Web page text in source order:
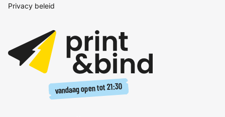
Privacy beleid
vandaag open tot21:30